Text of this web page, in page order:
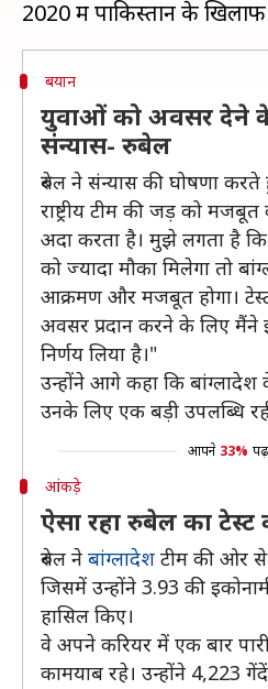
बयान
युवाओं को अवसर देने
संन्यास- रुबेल
रुबेल ने संन्यास की घोषणा करते
राष्ट्रीय टीम की जड़ को
अदा करता है। मुझे लगता है
को ज्यादा मौका मिलेगा तो
आक्रमण और मजबूत होगा।
अवसर प्रदान करने के लिए मैंने
निर्णय लिया है।"
उन्होंने आगे कहा कि
उनके लिए एक बड़ी उपलब्धि
आपने 33%
आंकड़े
ऐसा रहा रुबेल का टेस्ट
रुबेल ने बांग्लादेश टीम की ओर
जिसमें उन्होंने 3.93 की
हासिल किए।
वे अपने करियर में एक बार
कामयाब रहे। उन्होंने 4,223